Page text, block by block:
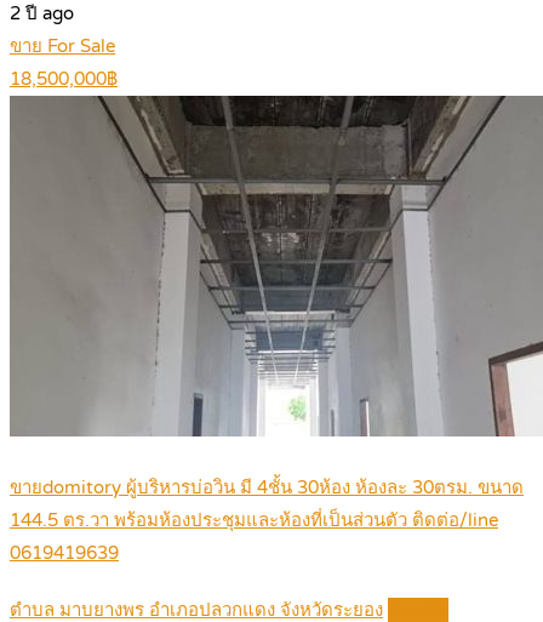
2 ปี ago
ขาย For Sale
18,500,000฿
ขายdomitory ผู้บริหารบ่อวิน มี 4ชั้น 30ห้อง ห้องละ 30ตรม. ขนาด
144.5 ตร.วา พร้อมห้องประชุมและห้องที่เป็นส่วนตัว ติดต่อ/line
0619419639
ตำบล มาบยางพร อำเภอปลวกแดง จังหวัดระยอง